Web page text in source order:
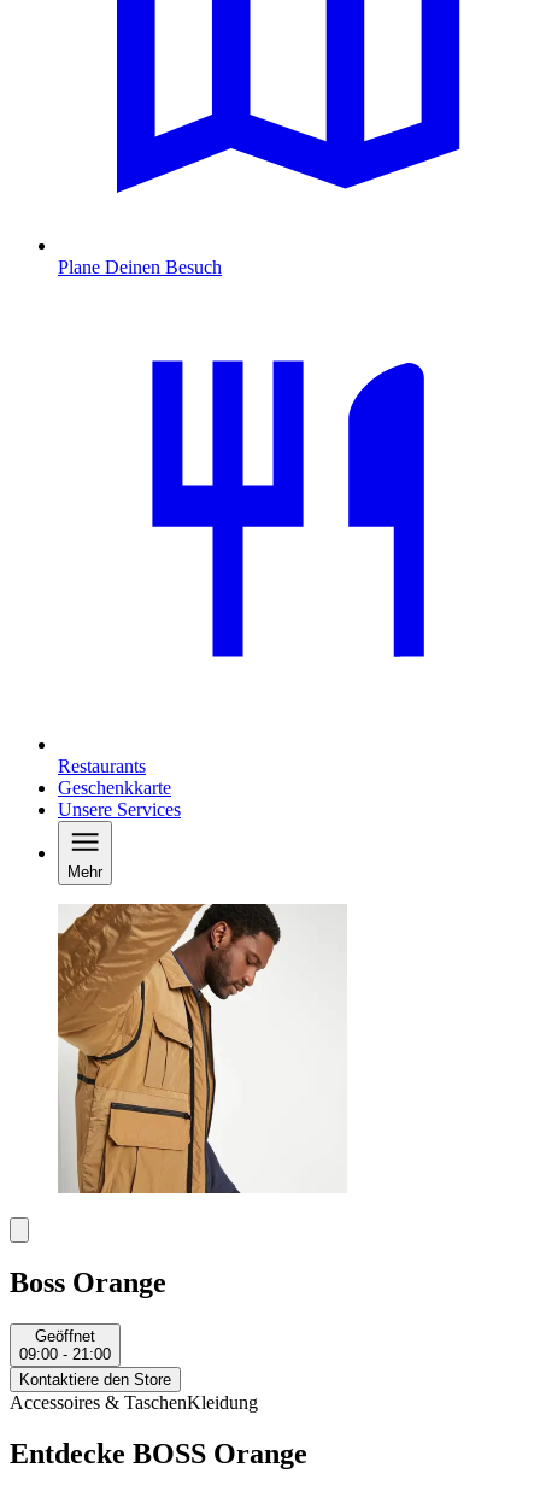
Plane Deinen Besuch
Restaurants
Geschenkkarte
Unsere Services
Mehr
Boss Orange
Geöffnet
09:00 - 21:00
Kontaktiere den Store
Accessoires & TaschenKleidung
Entdecke BOSS Orange